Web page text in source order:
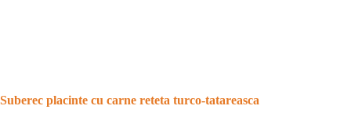
Suberec placinte cu carne reteta turco-tatareasca